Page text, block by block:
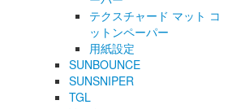
テクスチャード マット コ
ットンペーパー
用紙設定
SUNBOUNCE
SUNSNIPER
TGL